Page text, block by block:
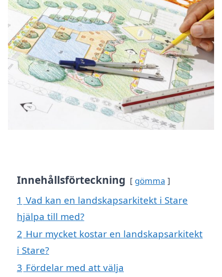
Innehållsförteckning gömma
1 Vad kan en landskapsarkitekt i Stare
hjälpa till med?
2 Hur mycket kostar en landskapsarkitekt
i Stare?
3 Fördelar med att välja